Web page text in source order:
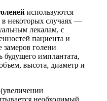
используются
некоторых случаях —
лекалам, с
пациента и
замеров голени
будущего имплантата,
высота, диаметр и
(увеличении
необходимый